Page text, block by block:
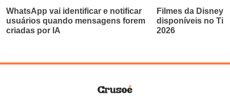
WhatsApp vai identificar e notificar
usuários quando mensagens forem
criadas por IA
Filmes da Disney
disponíveis no
2026